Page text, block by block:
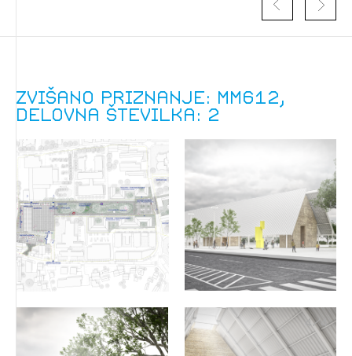
dostopate, se je potrebno prijaviti.
Zvišano priznanje: MM612,
delovna številka: 2
4/ 4